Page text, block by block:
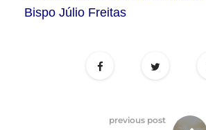
Bispo Júlio Freitas
previous post